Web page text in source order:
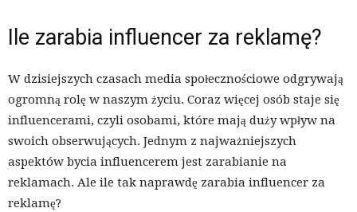
Ile zarabia influencer za reklamę?
W dzisiejszych czasach media społecznościowe odgrywają
ogromną rolę w naszym życiu. Coraz więcej osób staje się
influencerami, czyli osobami, które mają duży wpływ na
swoich obserwujących. Jednym z najważniejszych
aspektów bycia influencerem jest zarabianie na
reklamach. Ale ile tak naprawdę zarabia influencer za
reklamę?